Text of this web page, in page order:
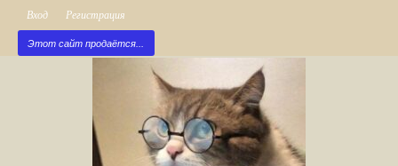
Вход Регистрация
Этот сайт продаётся...